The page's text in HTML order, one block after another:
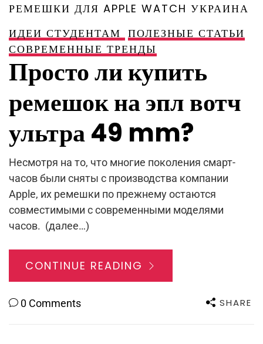
РЕМЕШКИ ДЛЯ APPLE WATCH УКРАИНА
ИДЕИ СТУДЕНТАМ ПОЛЕЗНЫЕ СТАТЬИ
СОВРЕМЕННЫЕ ТРЕНДЫ
Просто ли купить
ремешок на эпл вотч
ультра 49 mm?
Несмотря на то, что многие поколения смарт-
часов были сняты с производства компании
Apple, их ремешки по прежнему остаются
совместимыми с современными моделями
часов. (далее…)
CONTINUE READING
0 Comments SHARE